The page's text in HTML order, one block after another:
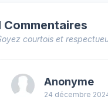
Commentaires
courtois et
Anonyme
24 décembre